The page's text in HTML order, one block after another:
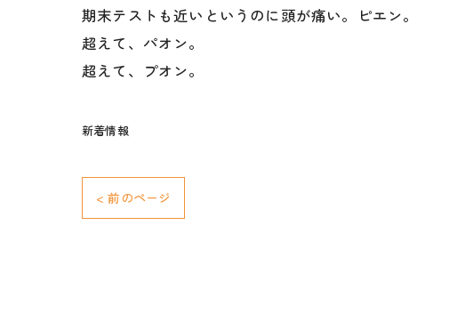
期末テストも近いというのに頭が痛い。ピエン。
超えて、パオン。
超えて、プオン。
新着情報
< 前のページ